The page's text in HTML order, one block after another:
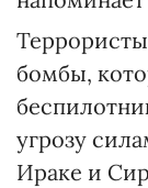
бомбы,
угрозу
Ираке и